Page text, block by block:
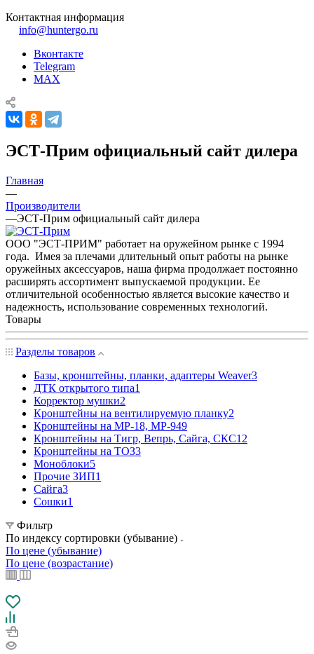
Контактная информация
info@huntergo.ru
Вконтакте
Telegram
MAX
ЭСТ-Прим официальный сайт дилера
Главная
—
Производители
—ЭСТ-Прим официальный сайт дилера
ООО "ЭСТ-ПРИМ" работает на оружейном рынке с 1994
года. Имея за плечами длительный опыт работы на рынке
оружейных аксессуаров, наша фирма продолжает постоянно
расширять ассортимент выпускаемой продукции. Ее
отличительной особенностью является высокие качество и
надежность, использование современных технологий.
Товары
Разделы товаров
Базы, кронштейны, планки, адаптеры Weaver3
ДТК открытого типа1
Корректор мушки2
Кронштейны на вентилируемую планку2
Кронштейны на МР-18, МР-949
Кронштейны на Тигр, Вепрь, Сайга, СКС12
Кронштейны на ТОЗ3
Моноблоки5
Прочие ЗИП1
Сайга3
Сошки1
Фильтр
По индексу сортировки (убывание)
По цене (убывание)
По цене (возрастание)